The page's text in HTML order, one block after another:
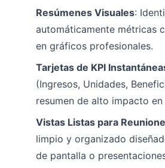
Resúmenes Visuales:
automáticamente métricas
en gráficos profesionales.
Tarjetas de KPI
(Ingresos, Unidades,
resumen de alto impacto
Vistas Listas para
limpio y organizado
de pantalla o